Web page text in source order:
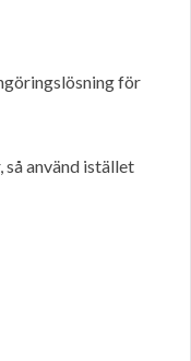
för
använd istället